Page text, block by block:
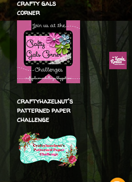
crafty gals
corner
craftyhazelnut's
patterned paper
challenge